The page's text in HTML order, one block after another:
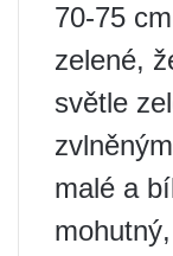
70-75
zelené,
světle
malé a